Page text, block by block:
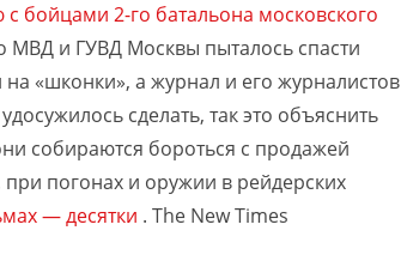
с бойцами 2-го батальона московского
МВД и ГУВД Москвы пыталось спасти
«шконки», а журнал и его журналистов
сделать, так это объяснить
собираются бороться с продажей
погонах и оружии в рейдерских
— десятки . The New Times